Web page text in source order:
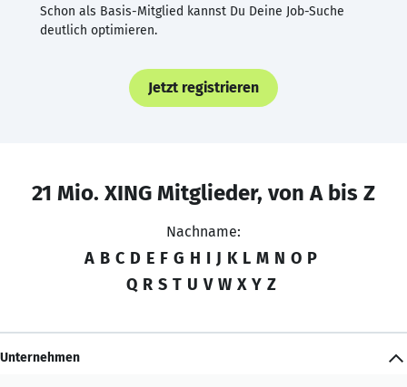
Schon als Basis-Mitglied kannst Du Deine Job-Suche
deutlich optimieren.
Jetzt registrieren
21 Mio. XING Mitglieder, von A bis Z
Nachname:
A B C D E F G H I J K L M N O P
Q R S T U V W X Y Z
Unternehmen